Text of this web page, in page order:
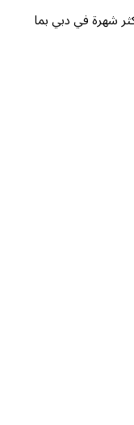
شهرة في دبي بما